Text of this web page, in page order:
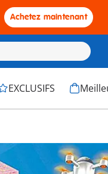
Achetez maintenant
EXCLUSIFS